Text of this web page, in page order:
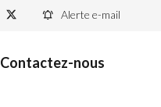
Alerte e-mail
Contactez-nous